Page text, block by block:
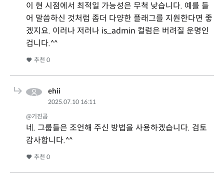
이 현 시점에서 최적일 가능성은 무척 낮습니다. 예를 들
어 말씀하신 것처럼 좀더 다양한 플래그를 지원한다면 좋
겠지요. 이러나 저러나 is_admin 컬럼은 버려질 운명인
겁니다.^^
추천 0
ehii
2025.07.10 16:11
@기진곰
네. 그룹들은 조언해 주신 방법을 사용하겠습니다. 검토
감사합니다.^^
추천 0